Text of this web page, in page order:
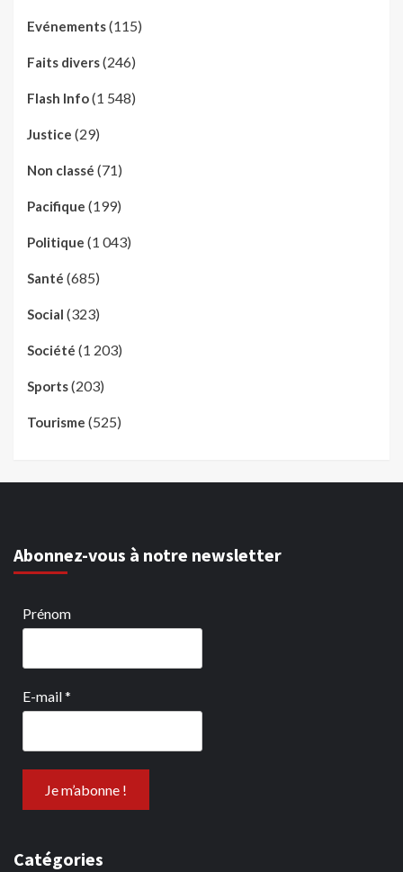
Evénements(115)
Faits divers(246)
Flash Info(1 548)
Justice (29)
Non classé (71)
Pacifique (199)
Politique (1 043)
Santé (685)
Social (323)
Société (1 203)
Sports(203)
Tourisme (525)
Abonnez-vous à notre newsletter
Prénom
E-mail*
Catégories